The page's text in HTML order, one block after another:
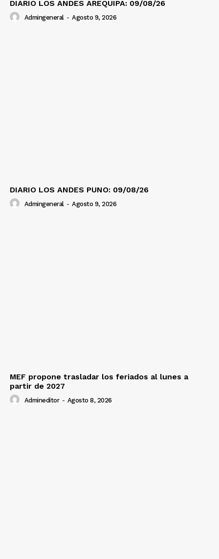
DIARIO LOS ANDES AREQUIPA: 09/08/26
Admingeneral - Agosto 9, 2026
DIARIO LOS ANDES PUNO: 09/08/26
Admingeneral - Agosto 9, 2026
MEF propone trasladar los feriados al lunes a
partir de 2027
Admineditor - Agosto 8, 2026